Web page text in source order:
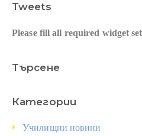
Tweets
Please fill all required widget
Търсене
Категории
Училищни новини